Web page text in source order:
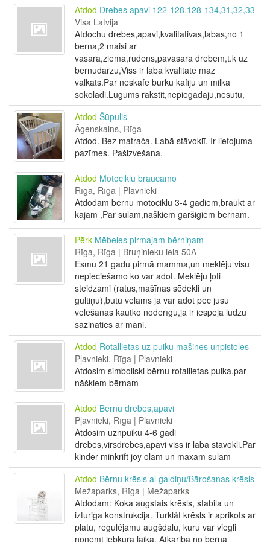
Atdod Drebes apavi 122-128,128-134,31,32,33
Visa Latvija
Atdochu drebes,apavi,kvalitativas,labas,no 1
berna,2 maisi ar
vasara,ziema,rudens,pavasara drebem,t.k uz
bernudarzu,Viss ir laba kvalitate maz
valkats.Par neskafe burku kafiju un milka
sokoladi.Lūgums rakstit,nepiegādāju,nesūtu,
Atdod Šūpulis
Āgenskalns, Rīga
Atdod. Bez matrača. Labā stāvoklī. Ir lietojuma
pazīmes. Pašizvešana.
Atdod Motociklu braucamo
Rīga, Rīga | Plavnieki
Atdodam bernu motociklu 3-4 gadiem,braukt ar
kajām ,Par sūlam,naškiem garšigiem bērnam.
Pērk Mēbeles pirmajam bērniņam
Rīga, Rīga | Bruņinieku iela 50A
Esmu 21 gadu pirmā mamma,un meklēju visu
nepieciešamo ko var adot. Meklēju ļoti
steidzami (ratus,mašīnas sēdekli un
gultiņu),būtu vēlams ja var adot pēc jūsu
vēlēšanās kautko noderīgu,ja ir iespēja lūdzu
sazināties ar mani.
Atdod Rotallietas uz puiku mašines unpistoles
Pļavnieki, Rīga | Plavnieki
Atdosim simboliski bērnu rotallietas puika,par
nãškiem bērnam
Atdod Bernu drebes,apavi
Pļavnieki, Rīga | Plavnieki
Atdosim uznpuiku 4-6 gadi
drebes,virsdrebes,apavi viss ir laba stavokli.Par
kinder minkrift joy olam un maxām sūlam
Atdod Bērnu krēsls al galdiņu/Bārošanas krēsls
Mežaparks, Rīga | Mežaparks
Atdodam: Koka augstais krēsls, stabila un
izturiga konstrukcija. Turklät krēsls ir aprikots ar
platu, reguléjamu augšdalu, kuru var viegli
nonemt jebkura laika. Atkaribā no berna